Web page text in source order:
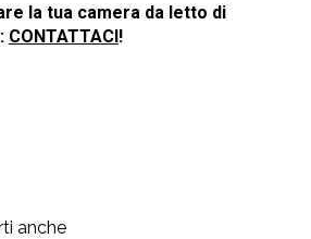
la tua camera da letto di
CONTATTACI!
anche